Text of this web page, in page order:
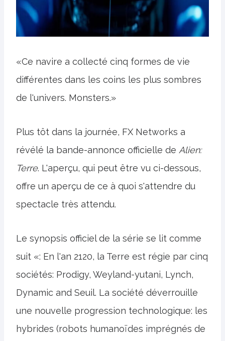
«Ce navire a collecté cinq formes de vie
différentes dans les coins les plus sombres
de l'univers. Monsters.»
Plus tôt dans la journée, FX Networks a
révélé la bande-annonce officielle de Alien:
Terre. L'aperçu, qui peut être vu ci-dessous,
offre un aperçu de ce à quoi s'attendre du
spectacle très attendu.
Le synopsis officiel de la série se lit comme
suit «: En l'an 2120, la Terre est régie par cinq
sociétés: Prodigy, Weyland-yutani, Lynch,
Dynamic and Seuil. La société déverrouille
une nouvelle progression technologique: les
hybrides (robots humanoïdes imprégnés de